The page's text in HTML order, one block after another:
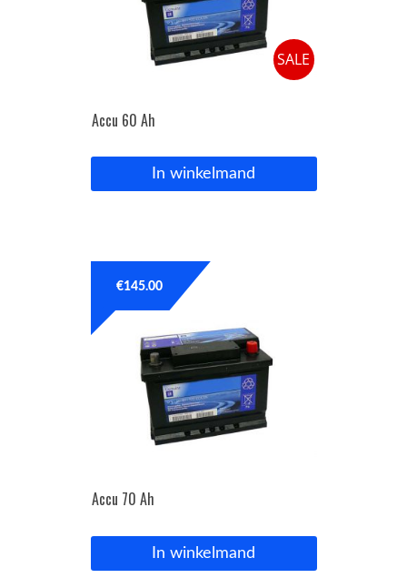
SALE
Accu 60 Ah
In winkelmand
Accu 70 Ah
€145.00
In winkelmand